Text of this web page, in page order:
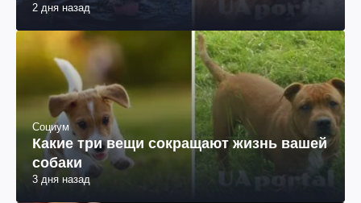
2 дня назад
Социум
Какие три вещи сокращают жизнь вашей
собаки
3 дня назад